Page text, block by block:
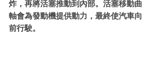
炸，再將活塞推動到內部。活塞移動曲
軸會為發動機提供動力，最終使汽車向
前行駛。